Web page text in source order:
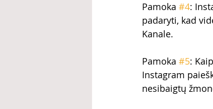
Pamoka #4:
padaryti, kad
Kanale.
Pamoka #5:
Instagram
nesibaigtų